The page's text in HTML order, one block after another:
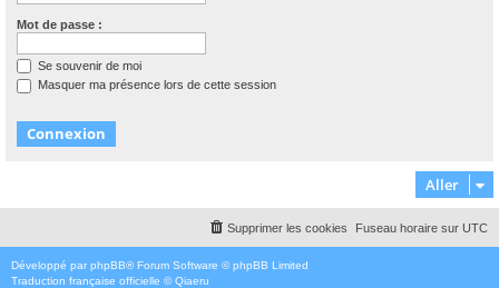
Mot de passe :
Se souvenir de moi
Masquer ma présence lors de cette session
Aller
Fuseau horaire sur UTC
Supprimer les cookies
Développé par phpBB® Forum Software © phpBB Limited
Traduction française officielle ©Qiaeru